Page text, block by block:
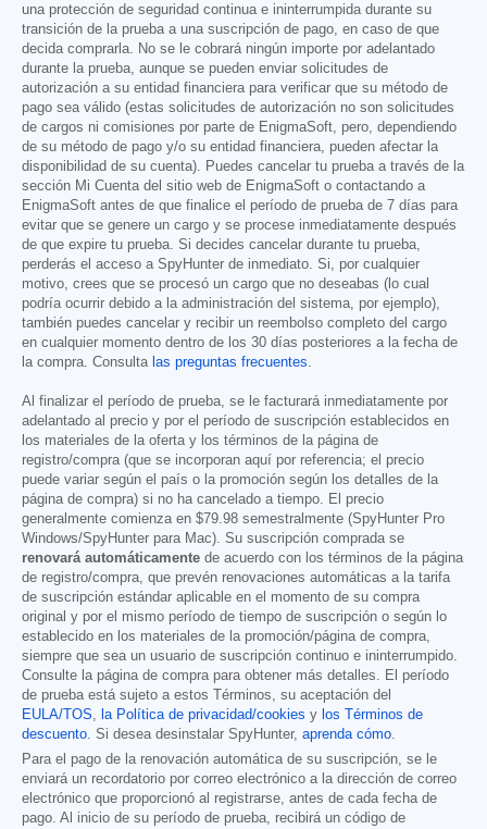
una protección de seguridad continua e ininterrumpida durante su
transición de la prueba a una suscripción de pago, en caso de que
decida comprarla. No se le cobrará ningún importe por adelantado
durante la prueba, aunque se pueden enviar solicitudes de
autorización a su entidad financiera para verificar que su método de
pago sea válido (estas solicitudes de autorización no son solicitudes
de cargos ni comisiones por parte de EnigmaSoft, pero, dependiendo
de su método de pago y/o su entidad financiera, pueden afectar la
disponibilidad de su cuenta). Puedes cancelar tu prueba a través de la
sección Mi Cuenta del sitio web de EnigmaSoft o contactando a
EnigmaSoft antes de que finalice el período de prueba de 7 días para
evitar que se genere un cargo y se procese inmediatamente después
de que expire tu prueba. Si decides cancelar durante tu prueba,
perderás el acceso a SpyHunter de inmediato. Si, por cualquier
motivo, crees que se procesó un cargo que no deseabas (lo cual
podría ocurrir debido a la administración del sistema, por ejemplo),
también puedes cancelar y recibir un reembolso completo del cargo
en cualquier momento dentro de los 30 días posteriores a la fecha de
la compra. Consulta las preguntas frecuentes.
Al finalizar el período de prueba, se le facturará inmediatamente por
adelantado al precio y por el período de suscripción establecidos en
los materiales de la oferta y los términos de la página de
registro/compra (que se incorporan aquí por referencia; el precio
puede variar según el país o la promoción según los detalles de la
página de compra) si no ha cancelado a tiempo. El precio
generalmente comienza en $79.98 semestralmente (SpyHunter Pro
Windows/SpyHunter para Mac). Su suscripción comprada se
renovará automáticamente de acuerdo con los términos de la página
de registro/compra, que prevén renovaciones automáticas a la tarifa
de suscripción estándar aplicable en el momento de su compra
original y por el mismo período de tiempo de suscripción o según lo
establecido en los materiales de la promoción/página de compra,
siempre que sea un usuario de suscripción continuo e ininterrumpido.
Consulte la página de compra para obtener más detalles. El período
de prueba está sujeto a estos Términos, su aceptación del
EULA/TOS, la Política de privacidad/cookies y los Términos de
descuento. Si desea desinstalar SpyHunter, aprenda cómo.
Para el pago de la renovación automática de su suscripción, se le
enviará un recordatorio por correo electrónico a la dirección de correo
electrónico que proporcionó al registrarse, antes de cada fecha de
pago. Al inicio de su período de prueba, recibirá un código de